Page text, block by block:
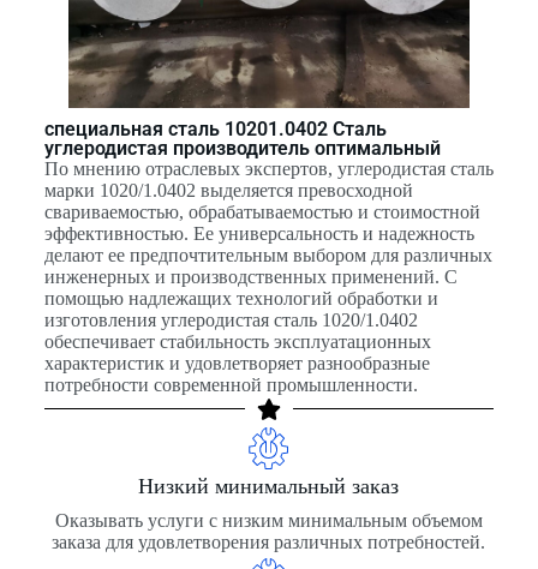
специальная сталь 10201.0402 Сталь
углеродистая производитель оптимальный
По мнению отраслевых экспертов, углеродистая сталь
марки 1020/1.0402 выделяется превосходной
свариваемостью, обрабатываемостью и стоимостной
эффективностью. Ее универсальность и надежность
делают ее предпочтительным выбором для различных
инженерных и производственных применений. С
помощью надлежащих технологий обработки и
изготовления углеродистая сталь 1020/1.0402
обеспечивает стабильность эксплуатационных
характеристик и удовлетворяет разнообразные
потребности современной промышленности.
Низкий минимальный заказ
Оказывать услуги с низким минимальным объемом
заказа для удовлетворения различных потребностей.